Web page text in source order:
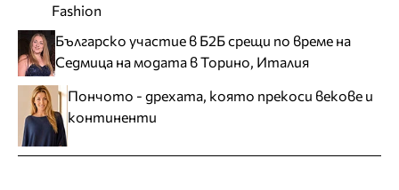
Fashion
Българско участие в Б2Б срещи по време на
Седмица на модата в Торино, Италия
Пончото - дрехата, която прекоси векове и
континенти